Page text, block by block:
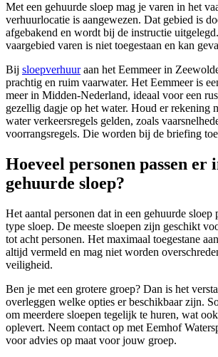
Met een gehuurde sloep mag je varen in het
verhuurlocatie is aangewezen. Dat gebied is
afgebakend en wordt bij de instructie
vaargebied varen is niet toegestaan en kan
Bij sloepverhuuraan het Eemmeer in
prachtig en ruim vaarwater. Het Eemmeer is
meer in Midden-Nederland, ideaal voor een
gezellig dagje op het water. Houd er rekening
water verkeersregels gelden, zoals
voorrangsregels. Die worden bij de briefing
Hoeveel personen passen er
gehuurde sloep?
Het aantal personen dat in een gehuurde sloep
type sloep. De meeste sloepen zijn geschikt
tot acht personen. Het maximaal toegestane
altijd vermeld en mag niet worden
veiligheid.
Ben je met een grotere groep? Dan is het
overleggen welke opties er beschikbaar zijn.
om meerdere sloepen tegelijk te huren, wat
oplevert. Neem contact op met Eemhof
voor advies op maat voor jouw groep.